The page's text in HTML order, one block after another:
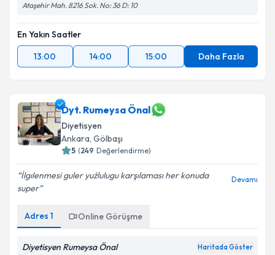
Ataşehir Mah. 8216 Sok. No: 36 D: 10
En Yakın Saatler
13:00
14:00 15:00 Daha Fazla
Dyt. Rumeysa Önal
Diyetisyen
Ankara, Gölbaşı
5 (249 Değerlendirme)
İlgılenmesi guler yuźlulugu karşılaması her konuda
super
Devamı
Adres 1 Online Görüşme
Diyetisyen Rumeysa Önal Haritada Göster